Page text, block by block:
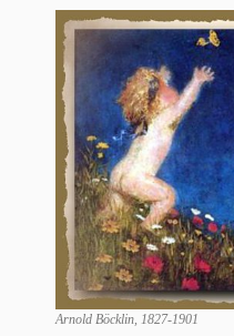
Arnold Böcklin, 1827-1901